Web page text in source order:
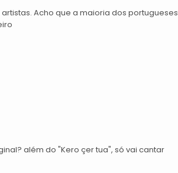
Acho que a maioria dos portugueses
além do "Kero çer tua", só vai cantar